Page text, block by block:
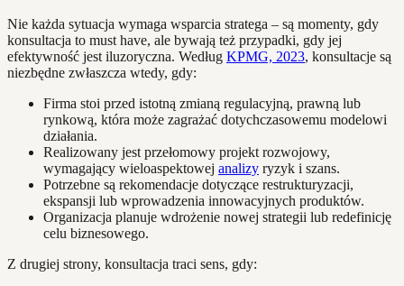
Nie każda sytuacja wymaga wsparcia stratega – są momenty, gdy
konsultacja to must have, ale bywają też przypadki, gdy jej
efektywność jest iluzoryczna. Według KPMG, 2023, konsultacje są
niezbędne zwłaszcza wtedy, gdy:
Firma stoi przed istotną zmianą regulacyjną, prawną lub
rynkową, która może zagrażać dotychczasowemu modelowi
działania.
Realizowany jest przełomowy projekt rozwojowy,
wymagający wieloaspektowej analizy ryzyk i szans.
Potrzebne są rekomendacje dotyczące restrukturyzacji,
ekspansji lub wprowadzenia innowacyjnych produktów.
Organizacja planuje wdrożenie nowej strategii lub redefinicję
celu biznesowego.
Z drugiej strony, konsultacja traci sens, gdy: